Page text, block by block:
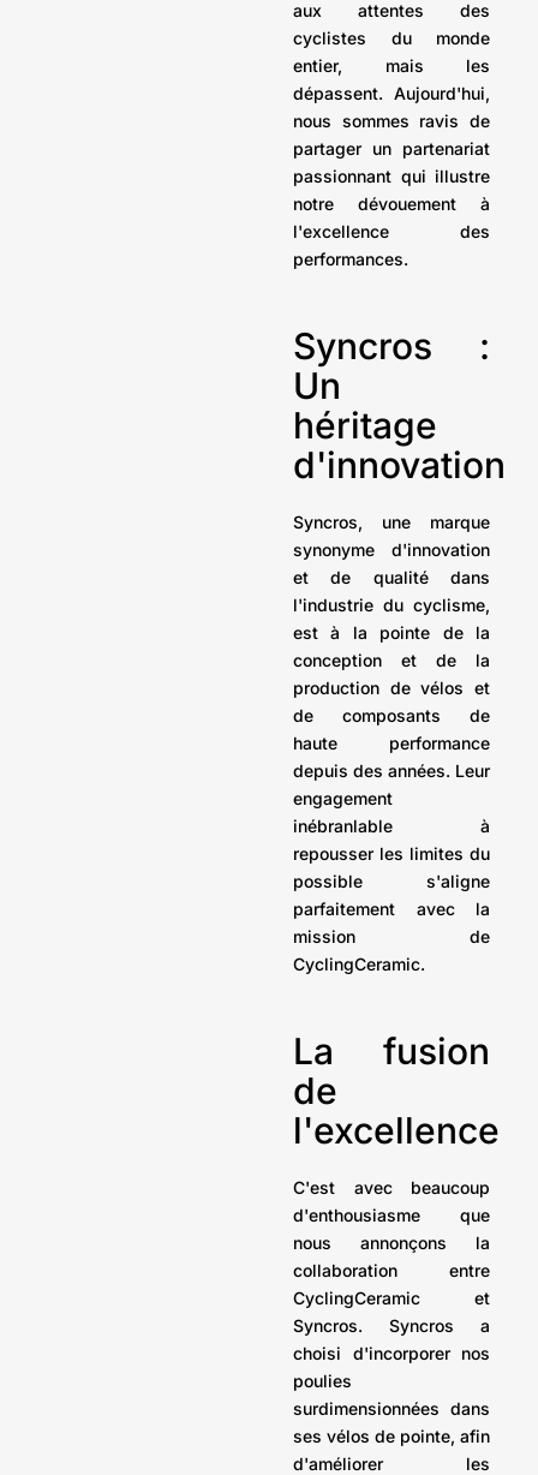
aux attentes des
cyclistes du monde
entier, mais les
dépassent. Aujourd'hui,
nous sommes ravis de
partager un partenariat
passionnant qui illustre
notre dévouement à
l'excellence des
performances.
Syncros :
Un
héritage
d'innovation
Syncros, une marque
synonyme d'innovation
et de qualité dans
l'industrie du cyclisme,
est à la pointe de la
conception et de la
production de vélos et
de composants de
haute performance
depuis des années. Leur
engagement
inébranlable à
repousser les limites du
possible s'aligne
parfaitement avec la
mission de
CyclingCeramic.
La fusion
de
l'excellence
C'est avec beaucoup
d'enthousiasme que
nous annonçons la
collaboration entre
CyclingCeramic et
Syncros. Syncros a
choisi d'incorporer nos
poulies
surdimensionnées dans
ses vélos de pointe, afin
d'améliorer les